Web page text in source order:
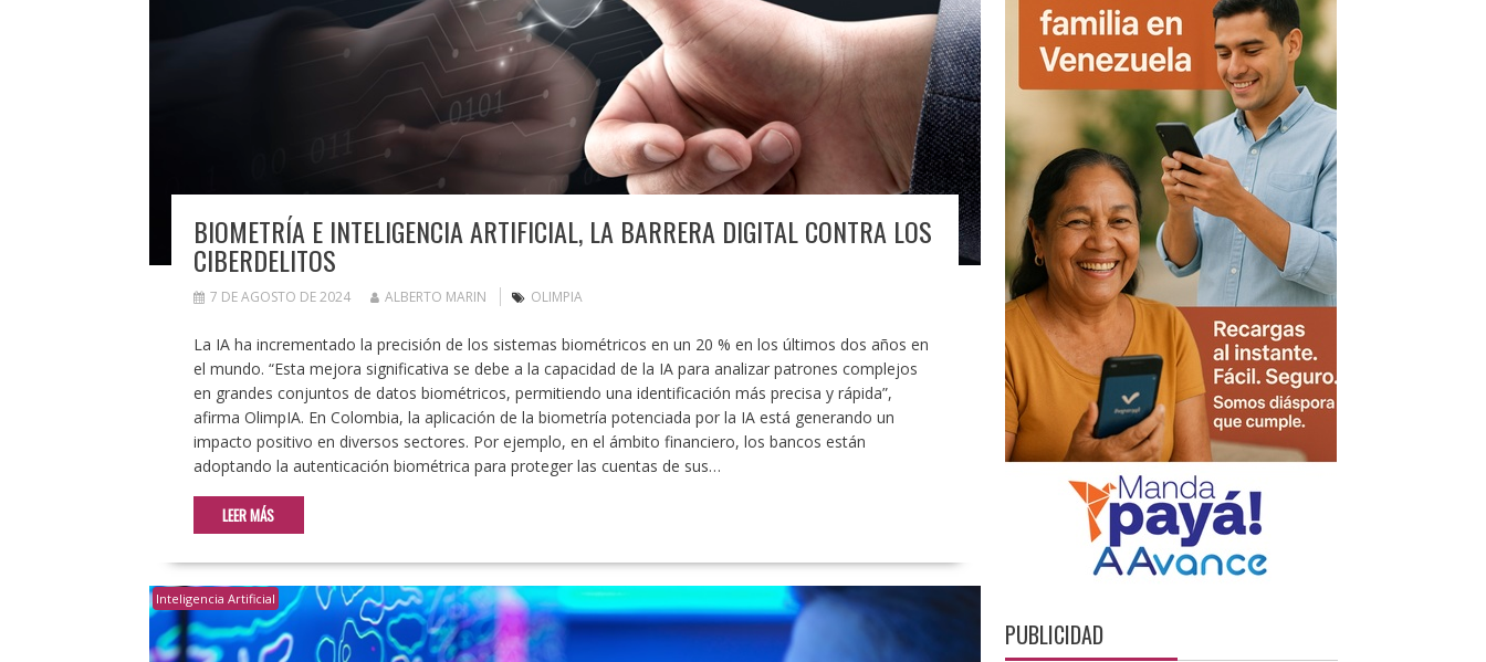
BIOMETRÍA E INTELIGENCIA ARTIFICIAL, LA BARRERA DIGITAL CONTRA LOS
CIBERDELITOS
7 DE AGOSTO DE 2024 ALBERTO MARIN OLIMPIA
La IA ha incrementado la precisión de los sistemas biométricos en un 20 % en los últimos dos años en
el mundo. “Esta mejora significativa se debe a la capacidad de la IA para analizar patrones complejos
en grandes conjuntos de datos biométricos, permitiendo una identificación más precisa y rápida”,
afirma OlimpIA. En Colombia, la aplicación de la biometría potenciada por la IA está generando un
impacto positivo en diversos sectores. Por ejemplo, en el ámbito financiero, los bancos están
adoptando la autenticación biométrica para proteger las cuentas de sus…
LEER MÁS
Inteligencia Artificial
PUBLICIDAD